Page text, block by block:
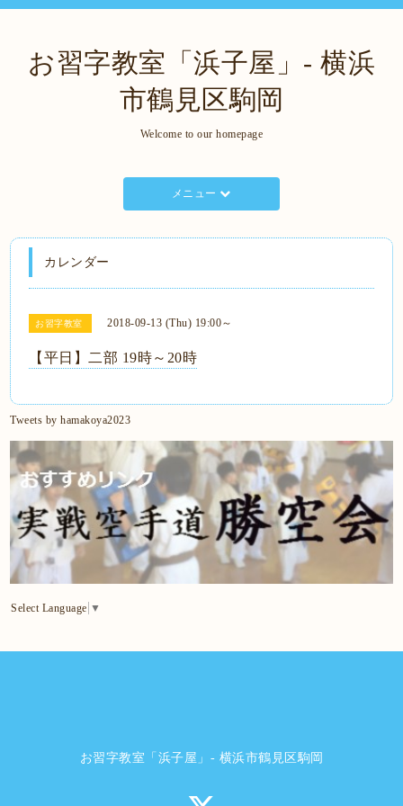
お習字教室「浜子屋」- 横浜
市鶴見区駒岡
Welcome to our homepage
メニュー
カレンダー
お習字教室 2018-09-13 (Thu) 19:00～
【平日】二部 19時～20時
Tweets by hamakoya2023
Select Language ▼
お習字教室「浜子屋」- 横浜市鶴見区駒岡